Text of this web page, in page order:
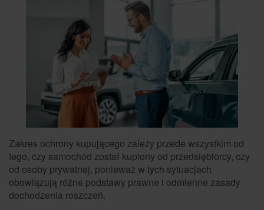
Zakres ochrony kupującego zależy przede wszystkim od
tego, czy samochód został kupiony od przedsiębiorcy, czy
od osoby prywatnej, ponieważ w tych sytuacjach
obowiązują różne podstawy prawne i odmienne zasady
dochodzenia roszczeń.